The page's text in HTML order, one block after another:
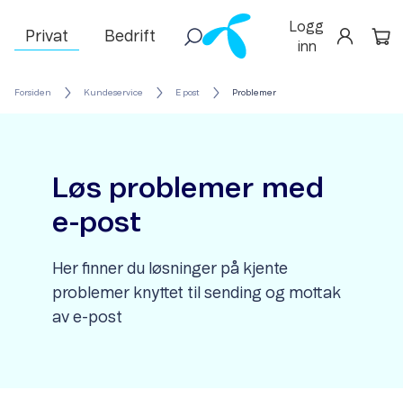
Privat Bedrift
Logg
inn
Forsiden Kundeservice E post Problemer
Løs problemer med
e-post
Her finner du løsninger på kjente
problemer knyttet til sending og mottak
av e-post